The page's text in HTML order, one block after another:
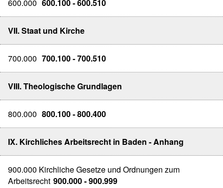
600.000 600.100 - 600.510
VII. Staat und Kirche
700.000 700.100 - 700.510
VIII. Theologische Grundlagen
800.000 800.100 - 800.400
IX. Kirchliches Arbeitsrecht in Baden - Anhang
900.000 Kirchliche Gesetze und Ordnungen zum
Arbeitsrecht 900.000 - 900.999